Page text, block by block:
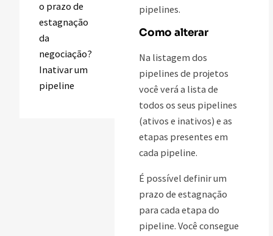
o prazo de
estagnação
da
negociação?
Inativar um
pipeline
pipelines.
Como alterar
Na listagem dos
pipelines de projetos
você verá a lista de
todos os seus pipelines
(ativos e inativos) e as
etapas presentes em
cada pipeline.
É possível definir um
prazo de estagnação
para cada etapa do
pipeline. Você consegue